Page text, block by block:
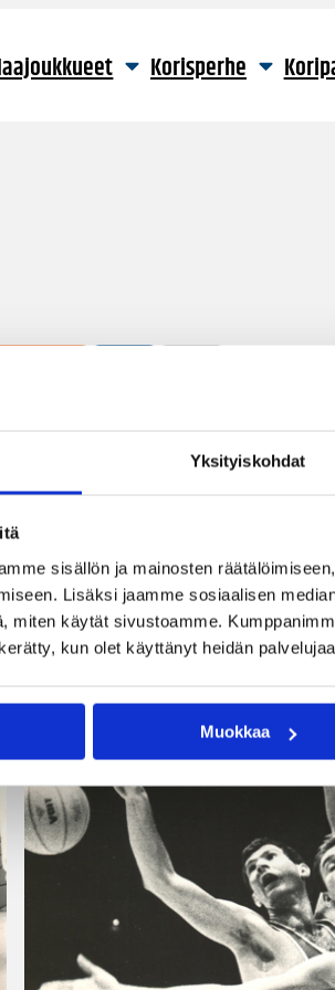
Yksityiskohdat
sisällön ja mainosten
Lisäksi jaamme sosiaalisen
miten käytät sivustoamme.
kun olet käyttänyt heidän
Muokkaa
Korisperhe